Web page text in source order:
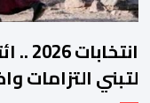
لتبني التزامات